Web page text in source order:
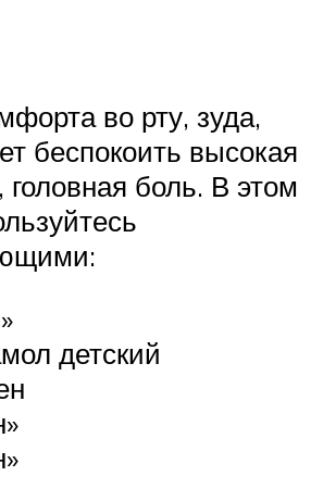
во рту, зуда,
беспокоить высокая
головная боль. В этом
детский